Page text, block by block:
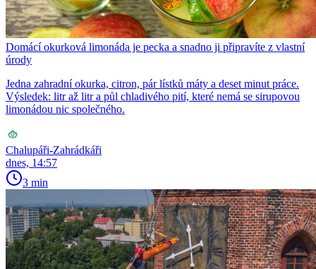
Domácí okurková limonáda je pecka a snadno ji připravíte z vlastní
úrody
Jedna zahradní okurka, citron, pár lístků máty a deset minut práce.
Výsledek: litr až litr a půl chladivého pití, které nemá se sirupovou
limonádou nic společného.
Chalupáři-Zahrádkáři
dnes, 14:57
3 min